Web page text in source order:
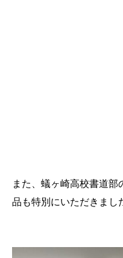
また、蟻ヶ崎高校書道
品も特別にいただきまし